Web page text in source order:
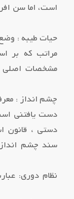
است، اما سن
مراتب که بر
مشخصات اصلی
دست یافتنی
دستی ، قانون
سند چشم